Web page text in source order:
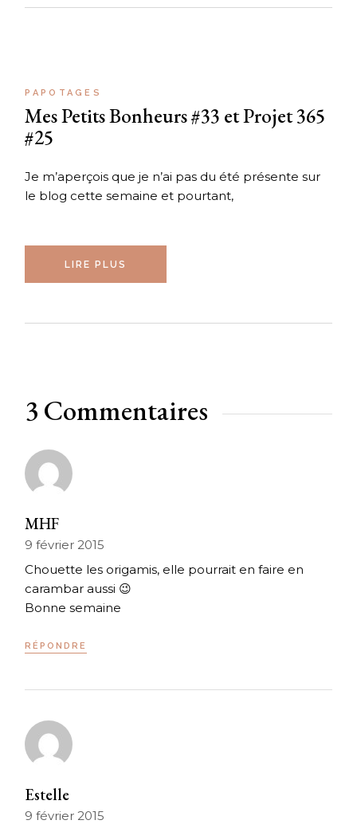
PAPOTAGES
Mes Petits Bonheurs #33 et Projet 365
#25
Je m’aperçois que je n’ai pas du été présente sur
le blog cette semaine et pourtant,
LIRE PLUS
3 Commentaires
MHF
9 février 2015
Chouette les origamis, elle pourrait en faire en
carambar aussi 😉
Bonne semaine
RÉPONDRE
Estelle
9 février 2015